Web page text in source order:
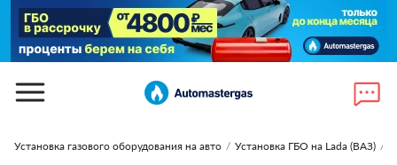
Установка газового оборудования на авто / Установка ГБО на Lada (ВАЗ) /